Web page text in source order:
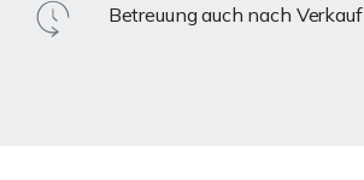
Betreuung auch nach Verkauf